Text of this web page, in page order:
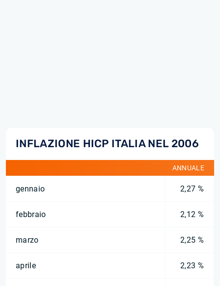
INFLAZIONE HICP ITALIA NEL 2006
ANNUALE
gennaio 2,27 %
febbraio 2,12 %
marzo 2,25 %
aprile 2,23 %